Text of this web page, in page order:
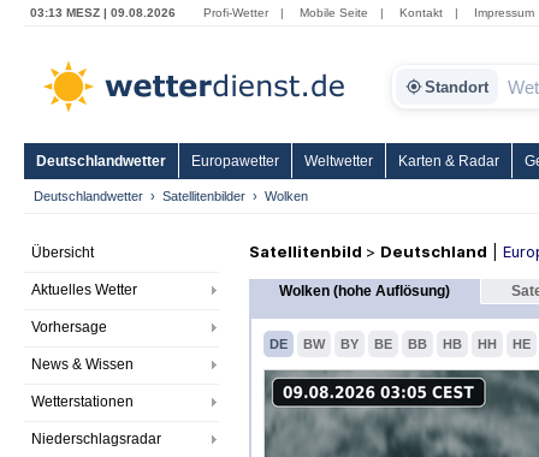
03:13 MESZ | 09.08.2026 Profi-Wetter | Mobile Seite | Kontakt | Impressum
Standort
Deutschlandwetter Europawetter Weltwetter Karten & Radar
Deutschlandwetter Satellitenbilder Wolken
Übersicht
Aktuelles Wetter
Vorhersage
News & Wissen
Wetterstationen
Niederschlagsradar
Satellitenbild > Deutschland
Wolken (hohe Auflösung)
DE BW BY BE BB HB HH HE